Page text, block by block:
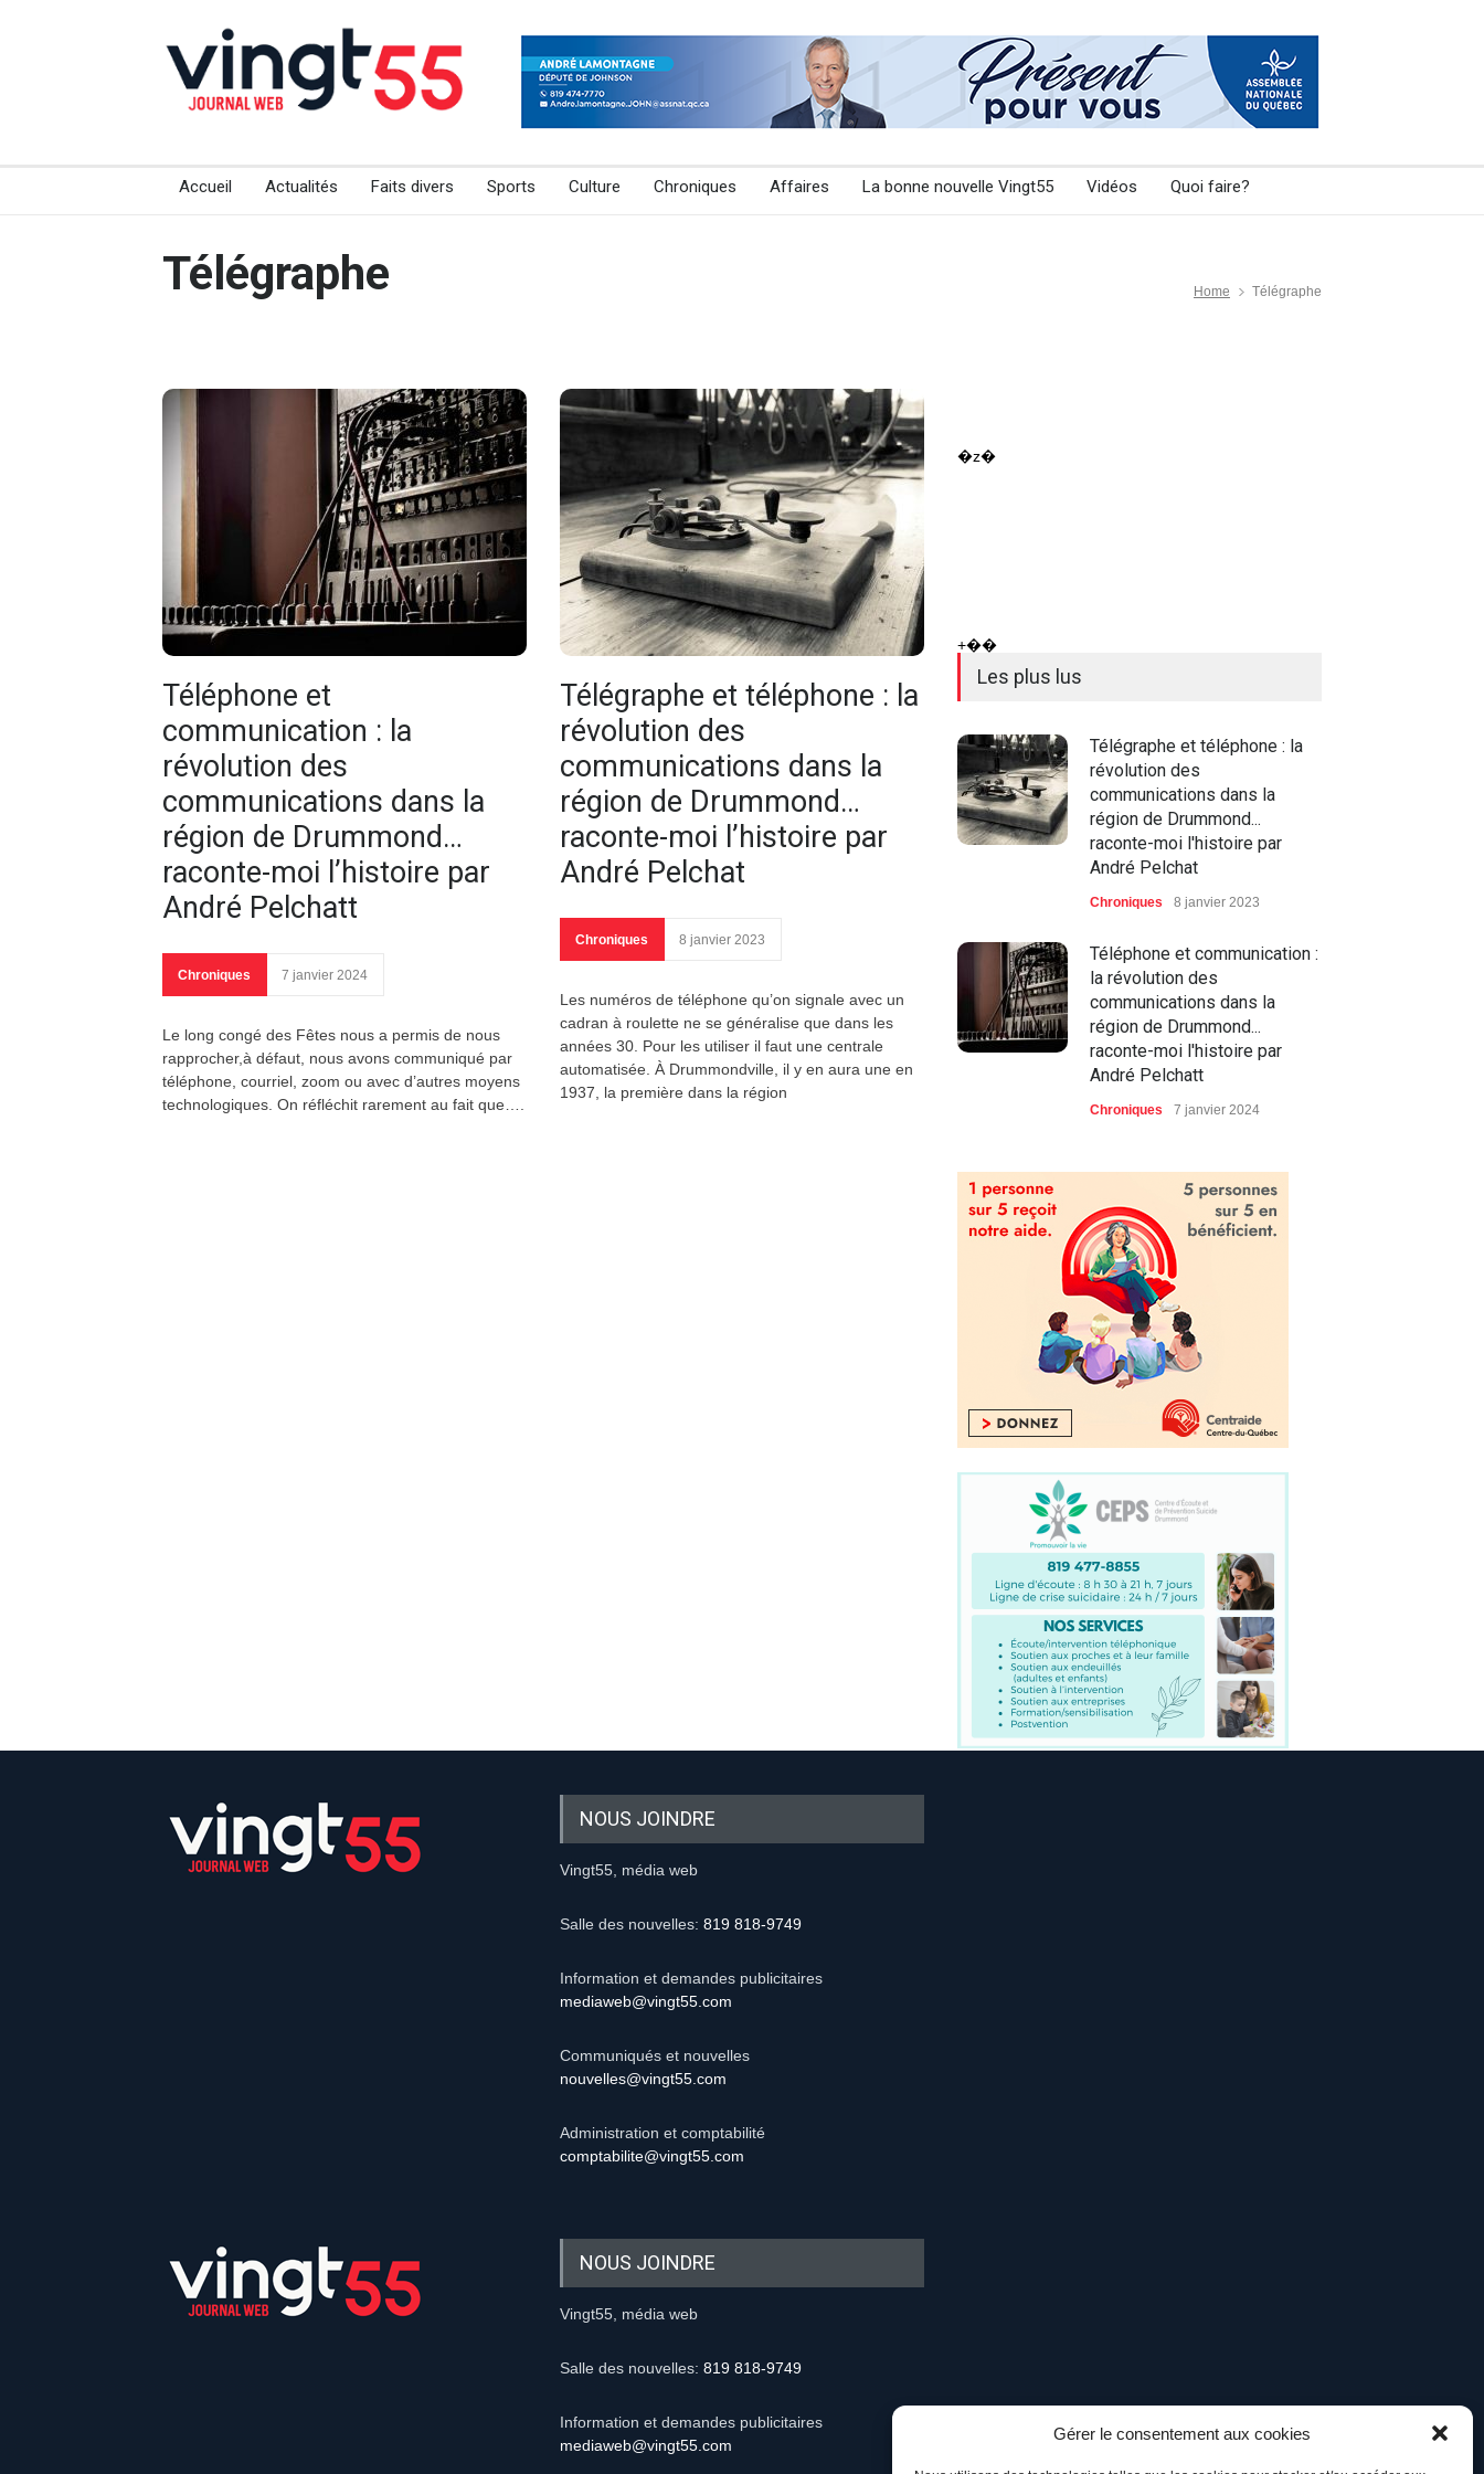
Gérer le consentement aux cookies
Accueil Actualités Faits divers Sports Culture Chroniques Affaires La bonne nouvelle Vingt55 Vidéos Quoi faire?
Télégraphe Home Télégraphe
Téléphone et
communication : la
révolution des
communications dans la
région de Drummond…
raconte-moi l’histoire par
André Pelchatt
Chroniques 7 janvier 2024
Le long congé des Fêtes nous a permis de nous
rapprocher,à défaut, nous avons communiqué par
téléphone, courriel, zoom ou avec d’autres moyens
technologiques. On réfléchit rarement au fait que….
Télégraphe et téléphone : la
révolution des
communications dans la
région de Drummond…
raconte-moi l’histoire par
André Pelchat
Chroniques 8 janvier 2023
Les numéros de téléphone qu’on signale avec un
cadran à roulette ne se généralise que dans les
années 30. Pour les utiliser il faut une centrale
automatisée. À Drummondville, il y en aura une en
1937, la première dans la région
�z�
+��
Les plus lus
Télégraphe et téléphone : la
révolution des
communications dans la
région de Drummond...
raconte-moi l'histoire par
André Pelchat
Chroniques 8 janvier 2023
Téléphone et communication :
la révolution des
communications dans la
région de Drummond...
raconte-moi l'histoire par
André Pelchatt
Chroniques 7 janvier 2024
NOUS JOINDRE
Vingt55, média web
Salle des nouvelles: 819 818-9749
Information et demandes publicitaires
mediaweb@vingt55.com
Communiqués et nouvelles
nouvelles@vingt55.com
Administration et comptabilité
comptabilite@vingt55.com
NOUS JOINDRE
Vingt55, média web
Salle des nouvelles: 819 818-9749
Information et demandes publicitaires
mediaweb@vingt55.com